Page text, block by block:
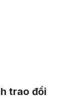
trao đổi